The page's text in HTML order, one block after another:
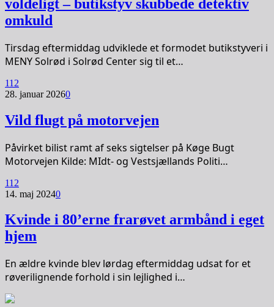
voldeligt – butikstyv skubbede detektiv
omkuld
Tirsdag eftermiddag udviklede et formodet butikstyveri i
MENY Solrød i Solrød Center sig til et…
112
28. januar 20260
Vild flugt på motorvejen
Påvirket bilist ramt af seks sigtelser på Køge Bugt
Motorvejen Kilde: MIdt- og Vestsjællands Politi…
112
14. maj 20240
Kvinde i 80’erne frarøvet armbånd i eget
hjem
En ældre kvinde blev lørdag eftermiddag udsat for et
røverilignende forhold i sin lejlighed i…